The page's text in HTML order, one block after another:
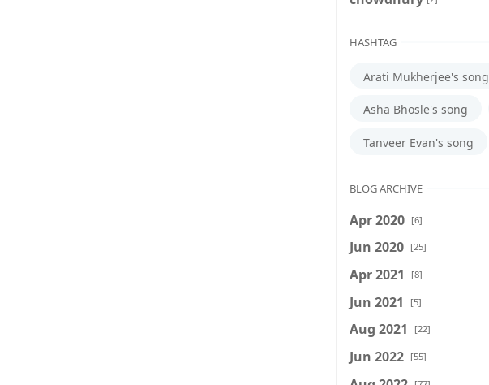
HASHTAG
Arati Mukherjee's song
Asha Bhosle's song
Tanveer Evan's song
BLOG ARCHIVE
Apr 2020 [6]
Jun 2020 [25]
Apr 2021 [8]
Jun 2021 [5]
Aug 2021 [22]
Jun 2022 [55]